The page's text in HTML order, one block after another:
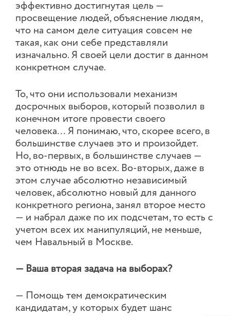
эффективно достигнутая цель —
просвещение людей, объяснение людям,
что на самом деле ситуация совсем не
такая, как они себе представляли
изначально. Я своей цели достиг в данном
конкретном случае.
То, что они использовали механизм
досрочных выборов, который позволил в
конечном итоге провести своего
человека… Я понимаю, что, скорее всего, в
большинстве случаев это и произойдет.
Но, во-первых, в большинстве случаев —
это отнюдь не во всех. Во-вторых, даже в
этом случае абсолютно независимый
человек, абсолютно новый для данного
конкретного региона, занял второе место
— и набрал даже по их подсчетам, то есть с
учетом всех их манипуляций, не меньше,
чем Навальный в Москве.
— Ваша вторая задача на выборах?
— Помощь тем демократическим
кандидатам, у которых будет шанс